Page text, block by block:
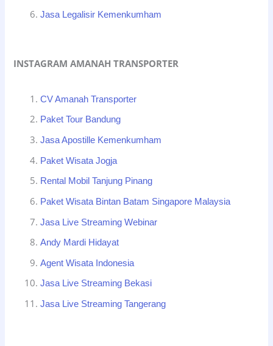
Jasa Legalisir Kemenkumham
INSTAGRAM AMANAH TRANSPORTER
CV Amanah Transporter
Paket Tour Bandung
Jasa Apostille Kemenkumham
Paket Wisata Jogja
Rental Mobil Tanjung Pinang
Paket Wisata Bintan Batam Singapore Malaysia
Jasa Live Streaming Webinar
Andy Mardi Hidayat
Agent Wisata Indonesia
Jasa Live Streaming Bekasi
Jasa Live Streaming Tangerang